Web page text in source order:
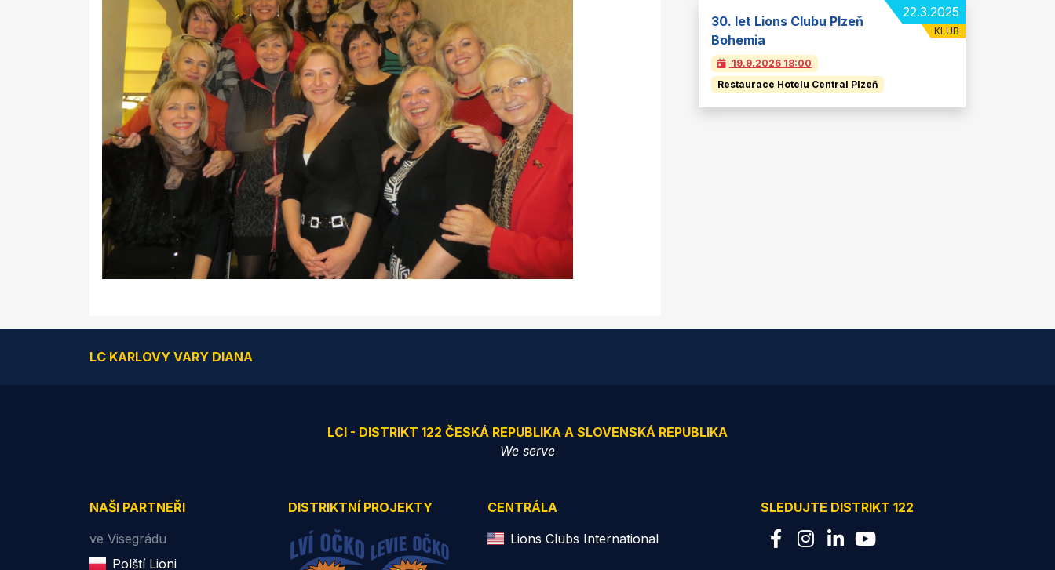
22.3.2025
KLUB
30. let Lions Clubu Plzeň
Bohemia
19.9.2026 18:00
Restaurace Hotelu Central Plzeň
LC KARLOVY VARY DIANA
LCI - DISTRIKT 122 ČESKÁ REPUBLIKA A SLOVENSKÁ REPUBLIKA
We serve
NAŠI PARTNEŘI
ve Visegrádu
Polští Lioni
DISTRIKTNÍ PROJEKTY
CENTRÁLA
Lions Clubs International
SLEDUJTE DISTRIKT 122